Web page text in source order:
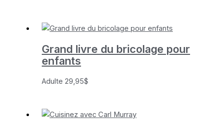
Grand livre du bricolage pour
enfants
Adulte29,95$